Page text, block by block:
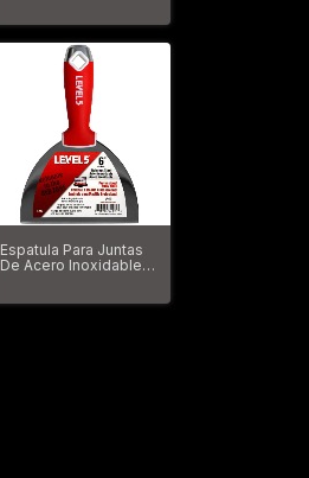
Espatula Para Juntas
De Acero Inoxidable